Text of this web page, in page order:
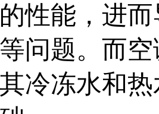
性能，进
问题。而
冷冻水和